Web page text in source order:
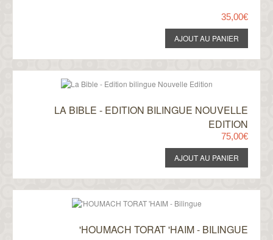
35,00€
LA BIBLE - EDITION BILINGUE NOUVELLE
EDITION
75,00€
'HOUMACH TORAT 'HAIM - BILINGUE